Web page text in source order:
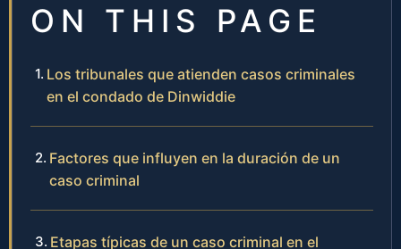
ON THIS PAGE
Los tribunales que atienden casos criminales
en el condado de Dinwiddie
Factores que influyen en la duración de un
caso criminal
Etapas típicas de un caso criminal en el